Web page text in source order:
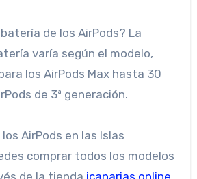
de los AirPods? La
varía según el modelo,
los AirPods Max hasta 30
de 3ª generación.
AirPods en las Islas
comprar todos los modelos
de la tienda icanarias.online,